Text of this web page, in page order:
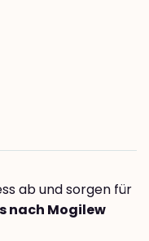
ab und sorgen für
nach Mogilew